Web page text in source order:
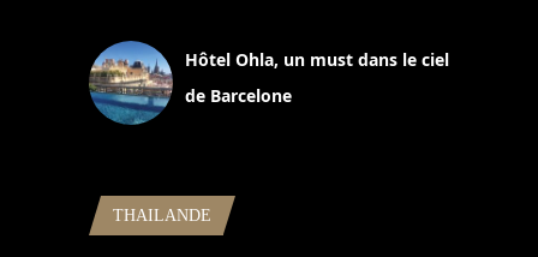
Hôtel Ohla, un must dans le ciel
de Barcelone
THAILANDE